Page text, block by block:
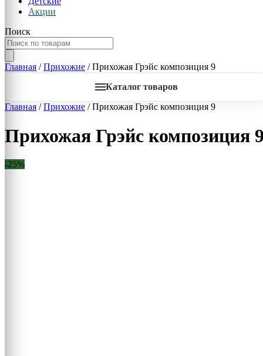
Акции
Поиск
Главная /Прихожие / Прихожая Грэйс композиция 9
Каталог товаров
Главная /Прихожие / Прихожая Грэйс композиция 9
Прихожая Грэйс композиция
-25%